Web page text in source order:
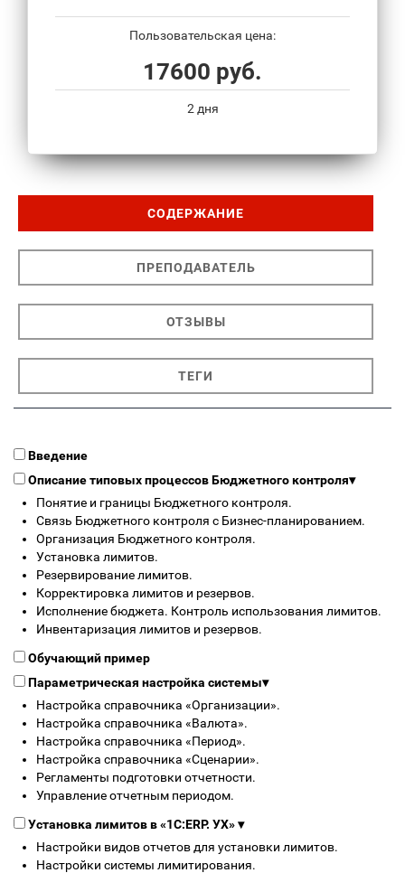
Пользовательская цена:
17600 руб.
2 дня
СОДЕРЖАНИЕ
ПРЕПОДАВАТЕЛЬ
ОТЗЫВЫ
ТЕГИ
Введение
Описание типовых процессов Бюджетного контроля▾
Понятие и границы Бюджетного контроля.
Связь Бюджетного контроля с Бизнес-планированием.
Организация Бюджетного контроля.
Установка лимитов.
Резервирование лимитов.
Корректировка лимитов и резервов.
Исполнение бюджета. Контроль использования лимитов.
Инвентаризация лимитов и резервов.
Обучающий пример
Параметрическая настройка системы▾
Настройка справочника «Организации».
Настройка справочника «Валюта».
Настройка справочника «Период».
Настройка справочника «Сценарии».
Регламенты подготовки отчетности.
Управление отчетным периодом.
Установка лимитов в «1С:ERP. УХ»▾
Настройки видов отчетов для установки лимитов.
Настройки системы лимитирования.